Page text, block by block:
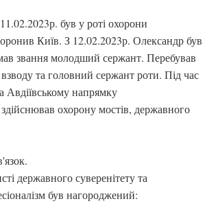
був у роті охорони
Київ. З 12.02.2023р. Олександр був
звання молодший сержант. Перебував
та головний сержант роти. Під час
напрямку
охорону мостів, державного
державного суверенітету та
був нагороджений: